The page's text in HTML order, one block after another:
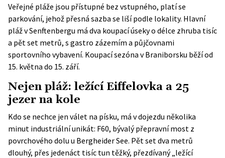
Veřejné pláže jsou přístupné bez vstupného, platí se
parkování, jehož přesná sazba se liší podle lokality. Hlavní
pláž v Senftenbergu má dva koupací úseky o délce zhruba tisíc
a pět set metrů, s gastro zázemím a půjčovnami
sportovního vybavení. Koupací sezóna v Braniborsku běží od
15. května do 15. září.
Nejen pláž: ležící Eiffelovka a 25
jezer na kole
Kdo se nechce jen válet na písku, má v dojezdu několika
minut industriální unikát: F60, bývalý přepravní most z
povrchového dolu u Bergheider See. Pět set dva metrů
dlouhý, přes jedenáct tisíc tun těžký, přezdívaný „ležící